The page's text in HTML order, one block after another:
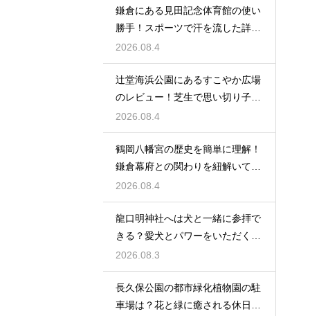
鎌倉にある見田記念体育館の使い
勝手！スポーツで汗を流した詳細
レビュー
2026.08.4
辻堂海浜公園にあるすこやか広場
のレビュー！芝生で思い切り子供
と遊ぶ休日
2026.08.4
鶴岡八幡宮の歴史を簡単に理解！
鎌倉幕府との関わりを紐解いて観
光を楽しむ
2026.08.4
龍口明神社へは犬と一緒に参拝で
きる？愛犬とパワーをいただくた
めの注意点
2026.08.3
長久保公園の都市緑化植物園の駐
車場は？花と緑に癒される休日を